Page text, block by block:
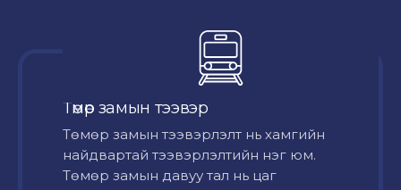
Төмөр замын тээвэр
Төмөр замын тээвэрлэлт нь хамгийн
найдвартай тээвэрлэлтийн нэг юм.
Төмөр замын давуу тал нь цаг